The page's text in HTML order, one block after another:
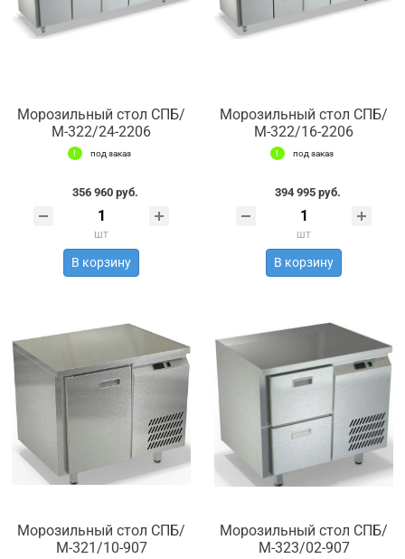
Морозильный стол СПБ/
М-322/24-2206
под заказ
356 960 руб.
шт
В корзину
Морозильный стол СПБ/
М-322/16-2206
под заказ
394 995 руб.
шт
В корзину
Морозильный стол СПБ/
М-321/10-907
Морозильный стол СПБ/
М-323/02-907